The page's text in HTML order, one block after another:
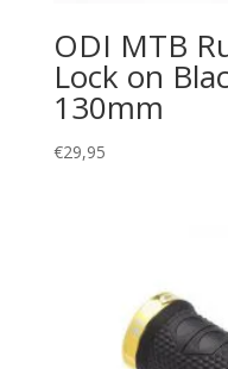
ODI MTB
Lock on
130mm
€29,95